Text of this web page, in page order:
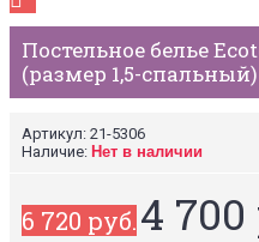
Постельное белье
(размер 1,5-спальный)
Артикул: 21-5306
Наличие: Нет в наличии
6 720 руб.4 700